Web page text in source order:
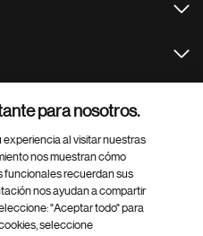
para nosotros.
experiencia al visitar nuestras
nos muestran cómo
funcionales recuerdan sus
nos ayudan a compartir
"Aceptar todo" para
seleccione